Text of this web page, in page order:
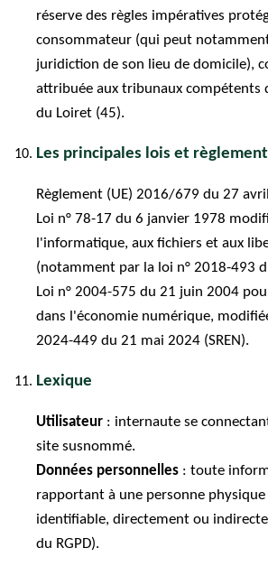
réserve des règles impératives
consommateur (qui peut
juridiction de son lieu de domicile),
attribuée aux tribunaux compétents
du Loiret (45).
Les principales lois et
Règlement (UE) 2016/679 du 27
Loi n° 78-17 du 6 janvier 1978
l'informatique, aux fichiers et aux
(notamment par la loi n° 2018-493
Loi n° 2004-575 du 21 juin 2004
dans l'économie numérique,
2024-449 du 21 mai 2024 (SREN).
Lexique
Utilisateur : internaute se
site susnommé.
Données personnelles : toute
rapportant à une personne
identifiable, directement ou
du RGPD).